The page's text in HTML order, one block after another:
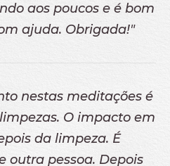
aos poucos e é bom
ajuda. Obrigada!"
nestas meditações é
O impacto em
da limpeza. É
outra pessoa. Depois